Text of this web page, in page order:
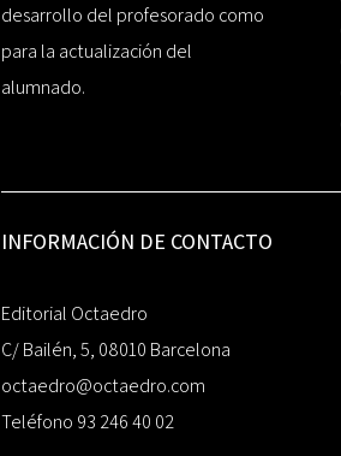
desarrollo del profesorado como
para la actualización del
alumnado.
INFORMACIÓN DE CONTACTO
Editorial Octaedro
C/ Bailén, 5, 08010 Barcelona
octaedro@octaedro.com
Teléfono 93 246 40 02